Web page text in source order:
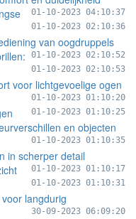
01-10-2023 04:10:37
01-10-2023 02:10:36
van oogdruppels
01-10-2023 02:10:52
01-10-2023 02:10:53
voor lichtgevoelige ogen
01-10-2023 01:10:20
01-10-2023 01:10:25
en objecten
01-10-2023 01:10:35
in scherper detail
01-10-2023 01:10:17
01-10-2023 01:10:31
langdurig
30-09-2023 06:09:20